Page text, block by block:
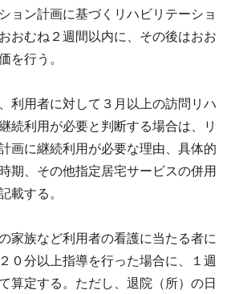
ョン計画に基づくリハビリテーショ
おむね２週間以内に、その後はおお
を行う。
利用者に対して３月以上の訪問リハ
続利用が必要と判断する場合は、リ
画に継続利用が必要な理由、具体的
期、その他指定居宅サービスの併用
載する。
家族など利用者の看護に当たる者に
０分以上指導を行った場合に、１週
算定する。ただし、退院（所）の日